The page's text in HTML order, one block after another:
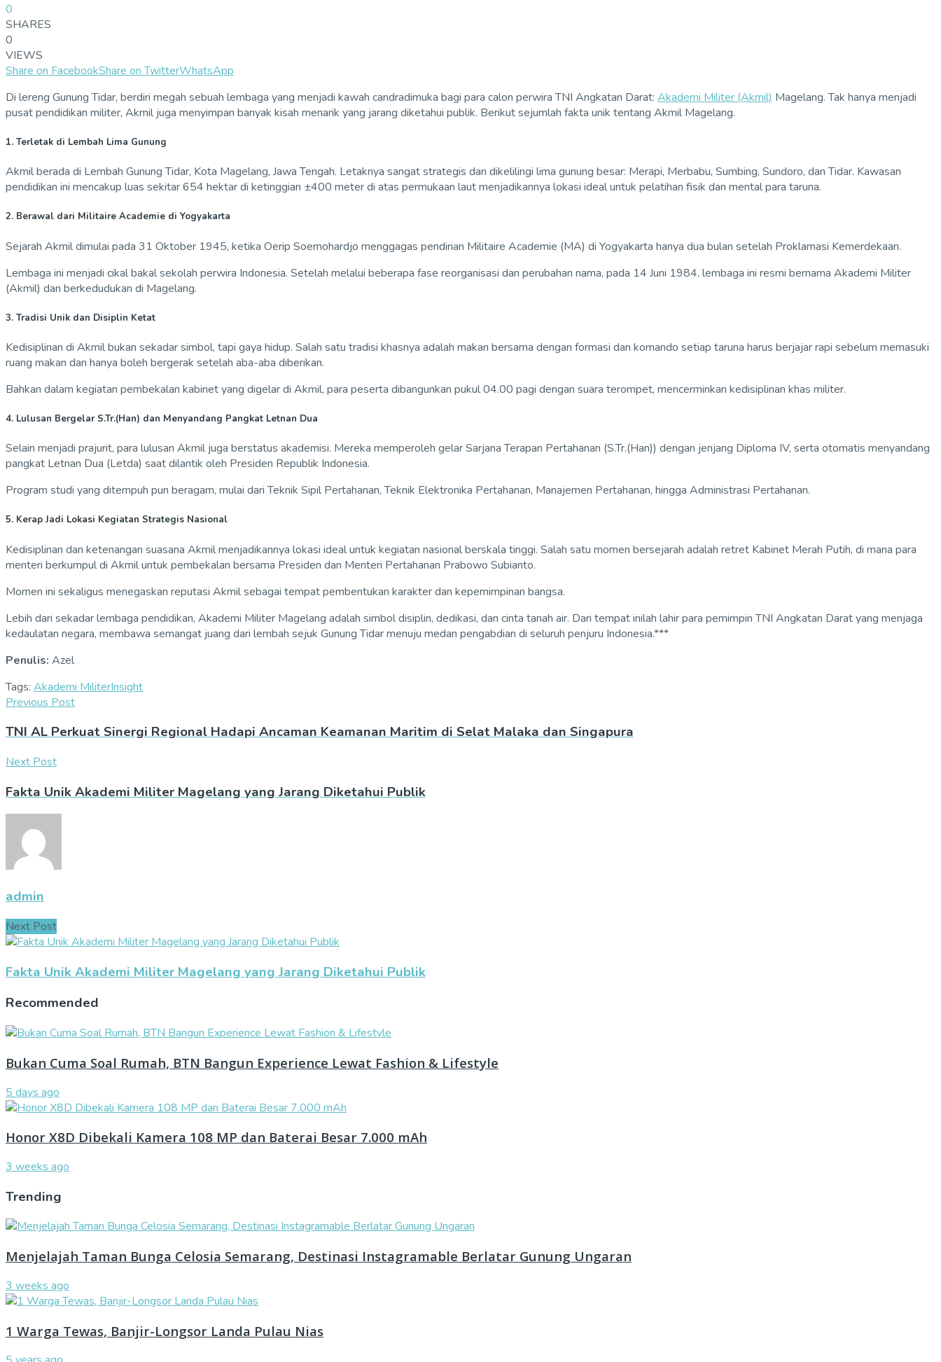
0
SHARES
0
VIEWS
Share on FacebookShare on TwitterWhatsApp
Di lereng Gunung Tidar, berdiri megah sebuah lembaga yang menjadi kawah candradimuka bagi para calon perwira TNI Angkatan Darat: Akademi Militer (Akmil) Magelang. Tak hanya menjadi
pusat pendidikan militer, Akmil juga menyimpan banyak kisah menarik yang jarang diketahui publik. Berikut sejumlah fakta unik tentang Akmil Magelang.
1. Terletak di Lembah Lima Gunung
Akmil berada di Lembah Gunung Tidar, Kota Magelang, Jawa Tengah. Letaknya sangat strategis dan dikelilingi lima gunung besar: Merapi, Merbabu, Sumbing, Sundoro, dan Tidar. Kawasan
pendidikan ini mencakup luas sekitar 654 hektar di ketinggian ±400 meter di atas permukaan laut menjadikannya lokasi ideal untuk pelatihan fisik dan mental para taruna.
2. Berawal dari Militaire Academie di Yogyakarta
Sejarah Akmil dimulai pada 31 Oktober 1945, ketika Oerip Soemohardjo menggagas pendirian Militaire Academie (MA) di Yogyakarta hanya dua bulan setelah Proklamasi Kemerdekaan.
Lembaga ini menjadi cikal bakal sekolah perwira Indonesia. Setelah melalui beberapa fase reorganisasi dan perubahan nama, pada 14 Juni 1984, lembaga ini resmi bernama Akademi Militer
(Akmil) dan berkedudukan di Magelang.
3. Tradisi Unik dan Disiplin Ketat
Kedisiplinan di Akmil bukan sekadar simbol, tapi gaya hidup. Salah satu tradisi khasnya adalah makan bersama dengan formasi dan komando setiap taruna harus berjajar rapi sebelum memasuki
ruang makan dan hanya boleh bergerak setelah aba-aba diberikan.
Bahkan dalam kegiatan pembekalan kabinet yang digelar di Akmil, para peserta dibangunkan pukul 04.00 pagi dengan suara terompet, mencerminkan kedisiplinan khas militer.
4. Lulusan Bergelar S.Tr.(Han) dan Menyandang Pangkat Letnan Dua
Selain menjadi prajurit, para lulusan Akmil juga berstatus akademisi. Mereka memperoleh gelar Sarjana Terapan Pertahanan (S.Tr.(Han)) dengan jenjang Diploma IV, serta otomatis menyandang
pangkat Letnan Dua (Letda) saat dilantik oleh Presiden Republik Indonesia.
Program studi yang ditempuh pun beragam, mulai dari Teknik Sipil Pertahanan, Teknik Elektronika Pertahanan, Manajemen Pertahanan, hingga Administrasi Pertahanan.
5. Kerap Jadi Lokasi Kegiatan Strategis Nasional
Kedisiplinan dan ketenangan suasana Akmil menjadikannya lokasi ideal untuk kegiatan nasional berskala tinggi. Salah satu momen bersejarah adalah retret Kabinet Merah Putih, di mana para
menteri berkumpul di Akmil untuk pembekalan bersama Presiden dan Menteri Pertahanan Prabowo Subianto.
Momen ini sekaligus menegaskan reputasi Akmil sebagai tempat pembentukan karakter dan kepemimpinan bangsa.
Lebih dari sekadar lembaga pendidikan, Akademi Militer Magelang adalah simbol disiplin, dedikasi, dan cinta tanah air. Dari tempat inilah lahir para pemimpin TNI Angkatan Darat yang menjaga
kedaulatan negara, membawa semangat juang dari lembah sejuk Gunung Tidar menuju medan pengabdian di seluruh penjuru Indonesia.***
Penulis: Azel
Tags: Akademi MiliterInsight
Previous Post
TNI AL Perkuat Sinergi Regional Hadapi Ancaman Keamanan Maritim di Selat Malaka dan Singapura
Next Post
Fakta Unik Akademi Militer Magelang yang Jarang Diketahui Publik
admin
Next Post
Fakta Unik Akademi Militer Magelang yang Jarang Diketahui Publik
Recommended
Bukan Cuma Soal Rumah, BTN Bangun Experience Lewat Fashion & Lifestyle
5 days ago
Honor X8D Dibekali Kamera 108 MP dan Baterai Besar 7.000 mAh
3 weeks ago
Trending
Menjelajah Taman Bunga Celosia Semarang, Destinasi Instagramable Berlatar Gunung Ungaran
3 weeks ago
1 Warga Tewas, Banjir-Longsor Landa Pulau Nias